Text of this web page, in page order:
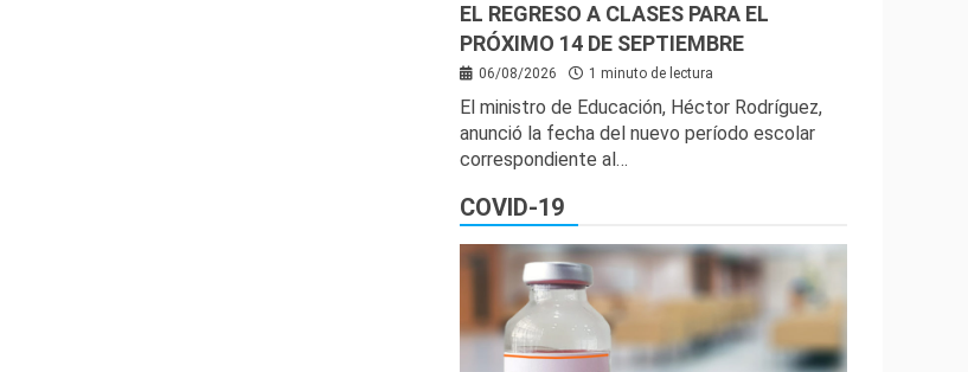
EL REGRESO A CLASES PARA EL
PRÓXIMO 14 DE SEPTIEMBRE
06/08/2026 1 minuto de lectura
El ministro de Educación, Héctor Rodríguez,
anunció la fecha del nuevo período escolar
correspondiente al…
COVID-19